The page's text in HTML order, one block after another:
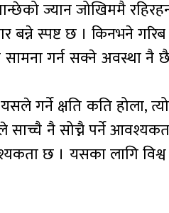
ज्यान जोखिममै
स्पष्ट छ । किनभने
गर्न सक्ने अवस्था नै
गर्ने क्षति कति होला,
साच्चै नै सोच्नै पर्ने
छ । यसका लागि विश्व